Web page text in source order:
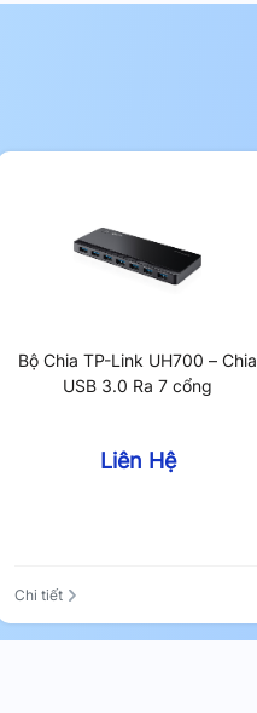
Bộ Chia TP-Link UH700 – Chia
USB 3.0 Ra 7 cổng
Liên Hệ
Chi tiết